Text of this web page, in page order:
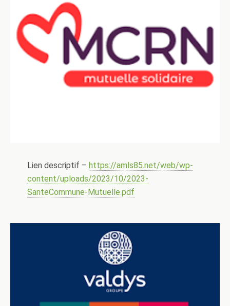
Lien descriptif – https://amls85.net/web/wp-
content/uploads/2023/10/2023-
SanteCommune-Mutuelle.pdf